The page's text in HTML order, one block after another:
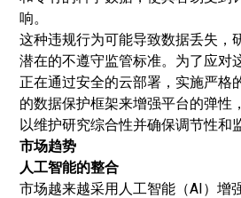
响。
这种违规行为可能导致数据丢失，
潜在的不遵守监管标准。为了应对
正在通过安全的云部署，实施严格
的数据保护框架来增强平台的弹性
以维护研究综合性并确保调节性和
市场趋势
人工智能的整合
市场越来越采用人工智能 （AI）